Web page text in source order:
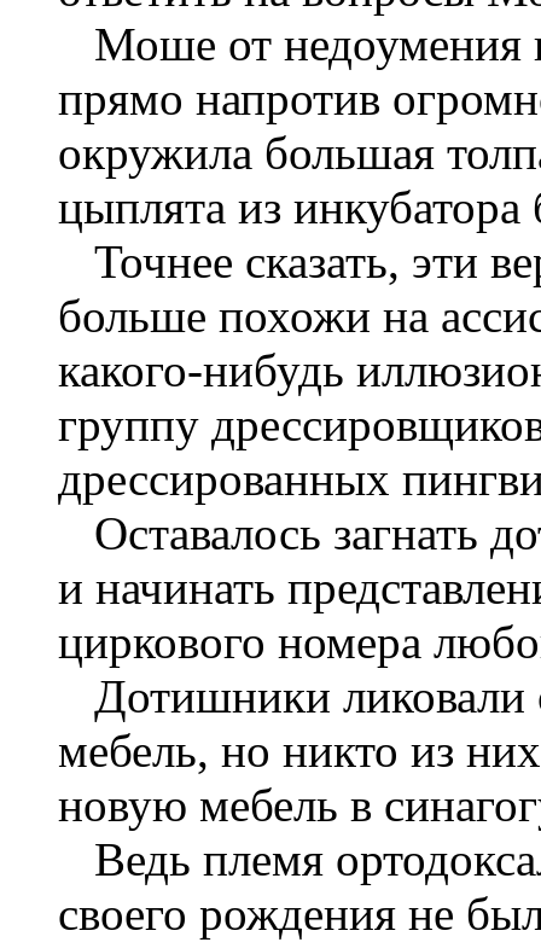
Моше от недоумения
прямо напротив
окружила большая
цыплята из
Точнее сказать, эти
больше похожи на
какого-нибудь
группу
дрессированных
Оставалось загнать
и начинать
циркового номера
Дотишники ликовали
мебель, но никто из
новую мебель в
Ведь племя
своего рождения не